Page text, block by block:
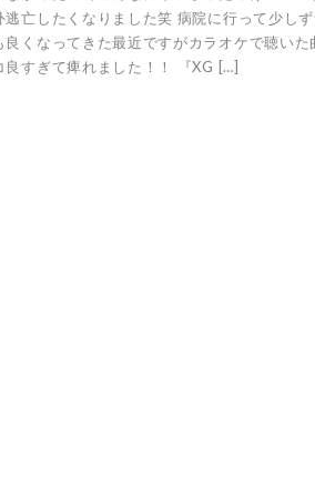
逃亡したくなりました笑 病院に行って少し
良くなってきた最近ですがカラオケで聴いた
良すぎて痺れました！！ 『XG […]